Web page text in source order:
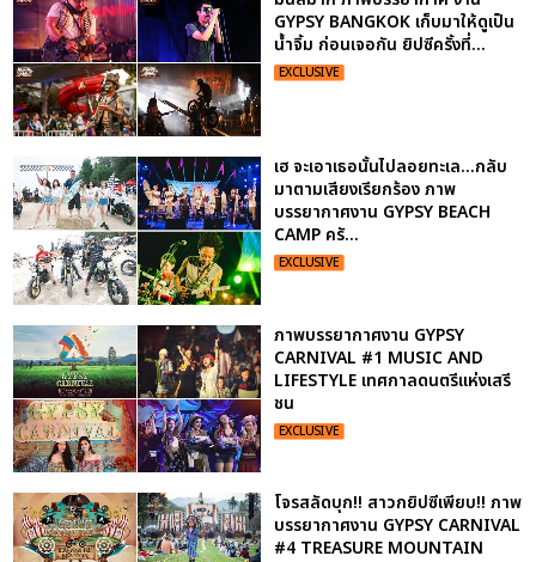
GYPSY BANGKOK เก็บมาให้ดูเป็น
น้ำจิ้ม ก่อนเจอกัน ยิปซีครั้งที่...
EXCLUSIVE
เฮ จะเอาเธอนั้นไปลอยทะเล...กลับ
มาตามเสียงเรียกร้อง ภาพ
บรรยากาศงาน GYPSY BEACH
CAMP ครั...
EXCLUSIVE
ภาพบรรยากาศงาน GYPSY
CARNIVAL #1 MUSIC AND
LIFESTYLE เทศกาลดนตรีแห่งเสรี
ชน
EXCLUSIVE
โจรสลัดบุก!! สาวกยิปซีเพียบ!! ภาพ
บรรยากาศงาน GYPSY CARNIVAL
#4 TREASURE MOUNTAIN